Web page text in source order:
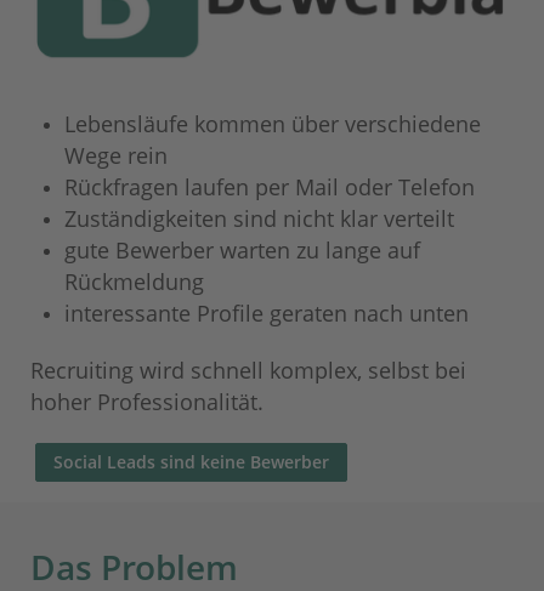
Lebensläufe kommen über verschiedene
Wege rein
Rückfragen laufen per Mail oder Telefon
Zuständigkeiten sind nicht klar verteilt
gute Bewerber warten zu lange auf
Rückmeldung
interessante Profile geraten nach unten
Recruiting wird schnell komplex, selbst bei
hoher Professionalität.
Social Leads sind keine Bewerber
Das Problem